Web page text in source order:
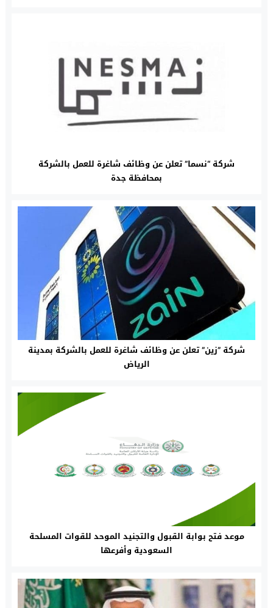
شركة “نسما” تعلن عن وظائف شاغرة للعمل بالشركة
بمحافظة جدة
شركة ”زين” تعلن عن وظائف شاغرة للعمل بالشركة بمدينة
الرياض
موعد فتح بوابة القبول والتجنيد الموحد للقوات المسلحة
السعودية وأفرعها